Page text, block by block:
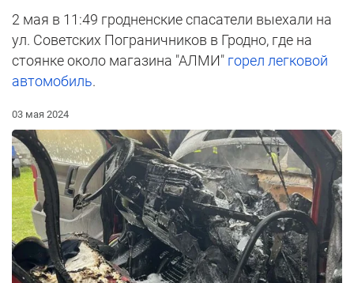
2 мая в 11:49 гродненские спасатели выехали на
ул. Советских Пограничников в Гродно, где на
стоянке около магазина "АЛМИ" горел легковой
автомобиль.
03 мая 2024